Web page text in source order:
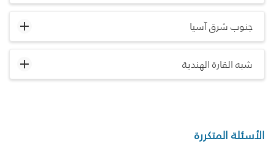
جنوب شرق آسيا
شبه القارة الهندية
الأسئلة المتكررة